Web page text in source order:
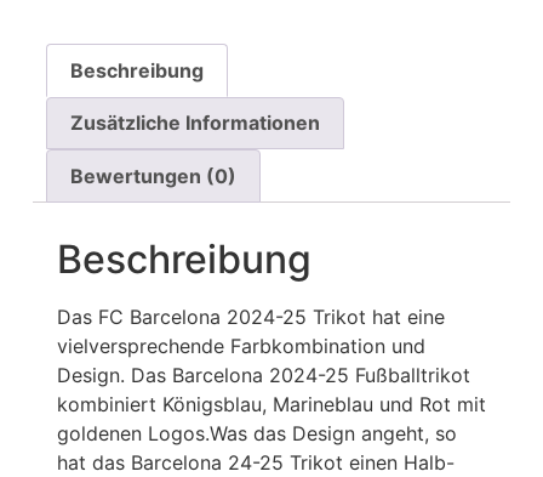
Beschreibung
Zusätzliche Informationen
Bewertungen (0)
Beschreibung
Das FC Barcelona 2024-25 Trikot hat eine
vielversprechende Farbkombination und
Design. Das Barcelona 2024-25 Fußballtrikot
kombiniert Königsblau, Marineblau und Rot mit
goldenen Logos.Was das Design angeht, so
hat das Barcelona 24-25 Trikot einen Halb-